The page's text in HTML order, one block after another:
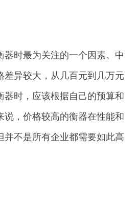
器时最为关注的一个因素。中
差异较大，从几百元到几万元
器时，应该根据自己的预算和
说，价格较高的衡器在性能和
并不是所有企业都需要如此高